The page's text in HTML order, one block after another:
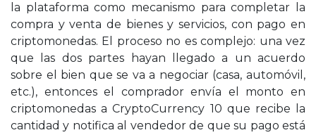
la plataforma como mecanismo para completar la
compra y venta de bienes y servicios, con pago en
criptomonedas. El proceso no es complejo: una vez
que las dos partes hayan llegado a un acuerdo
sobre el bien que se va a negociar (casa, automóvil,
etc.), entonces el comprador envía el monto en
criptomonedas a CryptoCurrency 10 que recibe la
cantidad y notifica al vendedor de que su pago está